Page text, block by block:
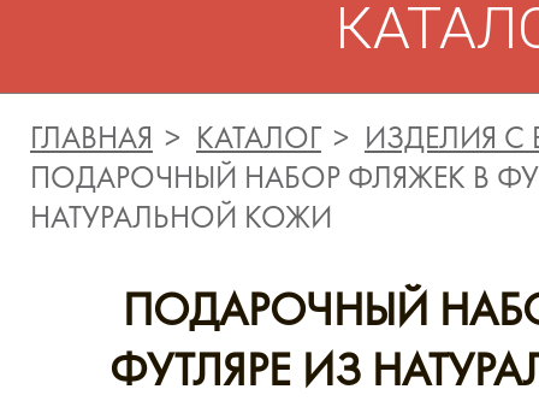
ГЛАВНАЯ КАТАЛОГ
ИЗДЕЛИЯ
ПОДАРОЧНЫЙ НАБОР ФЛЯЖЕК В
НАТУРАЛЬНОЙ КОЖИ
ПОДАРОЧНЫЙ
ФУТЛЯРЕ ИЗ